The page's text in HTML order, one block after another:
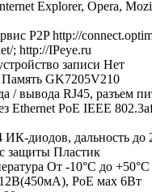
Explorer, Opera,
P2P http://
; http://IPeye.ru
записи Нет
GK7205V210
/ вывода RJ45, разъем
Ethernet PoE IEEE
ИК-диодов, дальность до
защиты Пластик
От -10°С до +50°С
PoE мах 6Вт